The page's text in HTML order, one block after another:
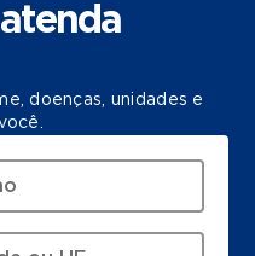
doenças, unidades e